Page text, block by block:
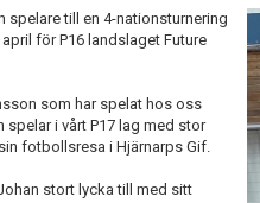
spelare till en 4-nationsturnering
för P16 landslaget Future
som har spelat hos oss
spelar i vårt P17 lag med stor
fotbollsresa i Hjärnarps Gif.
stort lycka till med sitt